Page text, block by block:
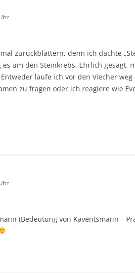
zurückblättern, denn ich dachte
um den Steinkrebs. Ehrlich gesagt,
laufe ich vor den Viecher
zu fragen oder ich reagiere wie
(Bedeutung von Kaventsmann –